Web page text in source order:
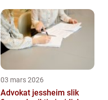
03 mars 2026
Advokat jessheim slik